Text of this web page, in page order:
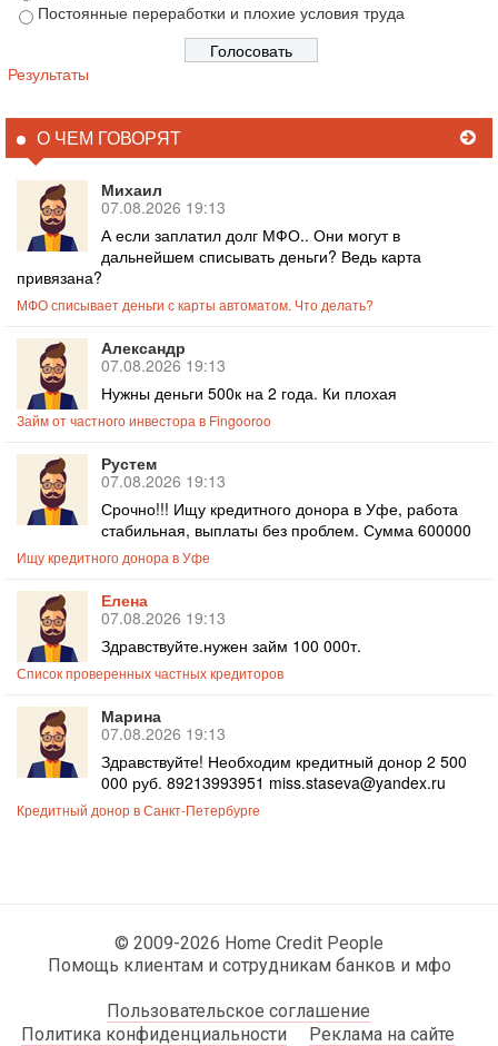
Постоянные переработки и плохие условия труда
Результаты
О ЧЕМ ГОВОРЯТ
Михаил
07.08.2026 19:13
А если заплатил долг МФО.. Они могут в
дальнейшем списывать деньги? Ведь карта
привязана?
МФО списывает деньги с карты автоматом. Что делать?
Александр
07.08.2026 19:13
Нужны деньги 500к на 2 года. Ки плохая
Займ от частного инвестора в Fingooroo
Рустем
07.08.2026 19:13
Срочно!!! Ищу кредитного донора в Уфе, работа
стабильная, выплаты без проблем. Сумма 600000
Ищу кредитного донора в Уфе
Елена
07.08.2026 19:13
Здравствуйте.нужен займ 100 000т.
Список проверенных частных кредиторов
Марина
07.08.2026 19:13
Здравствуйте! Необходим кредитный донор 2 500
000 руб. 89213993951 miss.staseva@yandex.ru
Кредитный донор в Санкт-Петербурге
© 2009-2026 Home Credit People
Помощь клиентам и сотрудникам банков и мфо
Пользовательское соглашение
Политика конфиденциальности
Реклама на сайте